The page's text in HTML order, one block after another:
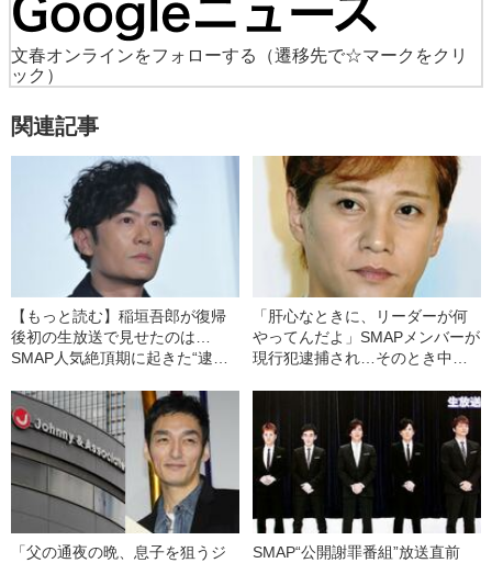
文春オンラインをフォローする
（遷移先で☆マークをクリ
ック）
関連記事
【もっと読む】稲垣吾郎が復帰
後初の生放送で見せたのは…
SMAP人気絶頂期に起きた“逮捕
「肝心なときに、リーダーが何
やってんだよ」SMAPメンバーが
現行犯逮捕され…そのとき中居
「父の通夜の晩、息子を狙うジ
SMAP“公開謝罪番組”放送直前